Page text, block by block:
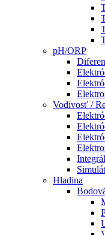
pH/ORP
Vodivosť /
Hladina